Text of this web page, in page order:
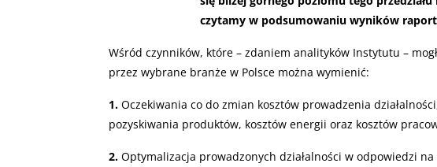
czytamy w podsumowaniu wyników
Wśród czynników, które – zdaniem analityków Instytutu –
przez wybrane branże w Polsce można wymienić:
1. Oczekiwania co do zmian kosztów prowadzenia
pozyskiwania produktów, kosztów energii oraz kosztów
2. Optymalizacja prowadzonych działalności w odpowiedzi